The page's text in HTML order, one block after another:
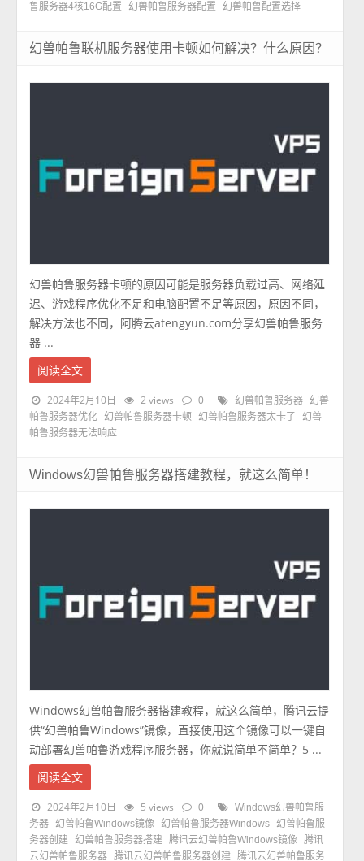
鲁服务器4核16G配置
幻兽帕鲁服务器配置 幻兽帕鲁配置选择
幻兽帕鲁联机服务器使用卡顿如何解决？什么原因？
幻兽帕鲁服务器卡顿的原因可能是服务器负载过高、网络延
迟、游戏程序优化不足和电脑配置不足等原因，原因不同，
解决方法也不同，阿腾云atengyun.com分享幻兽帕鲁服务
器 ...
阅读全文
2024年2月10日 2 views 0 幻兽帕鲁服务器
幻兽
帕鲁服务器优化 幻兽帕鲁服务器卡顿 幻兽帕鲁服务器太卡了
幻兽
帕鲁服务器无法响应
Windows幻兽帕鲁服务器搭建教程，就这么简单！
Windows幻兽帕鲁服务器搭建教程，就这么简单，腾讯云提
供“幻兽帕鲁Windows”镜像，直接使用这个镜像可以一键自
动部署幻兽帕鲁游戏程序服务器，你就说简单不简单？5 ...
阅读全文
2024年2月10日 5 views 0
Windows幻兽帕鲁服
务器 幻兽帕鲁Windows镜像 幻兽帕鲁服务器Windows 幻兽帕鲁服
务器创建 幻兽帕鲁服务器搭建 腾讯云幻兽帕鲁Windows镜像
腾讯
云幻兽帕鲁服务器 腾讯云幻兽帕鲁服务器创建 腾讯云幻兽帕鲁服务